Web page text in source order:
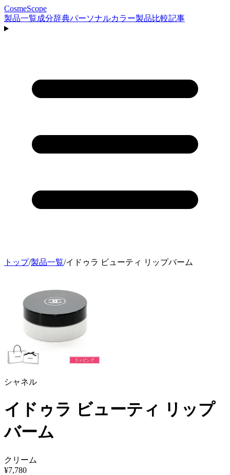
CosmeScope
製品一覧成分辞典パーソナルカラー製品比較記事
トップ/製品一覧/イドゥラ ビューティ リップバーム
シャネル
イドゥラ ビューティ リップ
バーム
クリーム
¥7,780